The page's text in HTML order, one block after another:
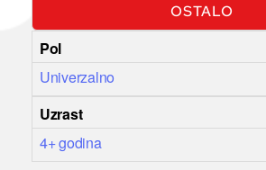
OSTALO
Pol
Univerzalno
Uzrast
4+ godina